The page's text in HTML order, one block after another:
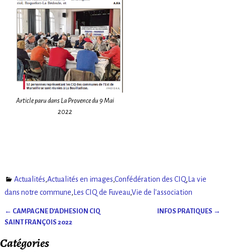
Article paru dans La Provence du 9 Mai
2022
Actualités,Actualités en images,Confédération des CIQ, La vie
dans notre commune, Les CIQ de Fuveau,Vie de l'association
Navigation des articles
← CAMPAGNE D’ADHESION CIQ
SAINT FRANÇOIS 2022
INFOS PRATIQUES →
Catégories